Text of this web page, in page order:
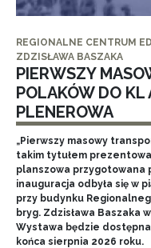
REGIONALNE CENTRUM
ZDZISŁAWA BASZAKA
PIERWSZY
POLAKÓW DO
PLENEROWA
„Pierwszy masowy
takim tytułem
planszowa przygotowana
inauguracja odbyła się w
przy budynku
bryg. Zdzisława Baszaka
Wystawa będzie
końca sierpnia 2026 roku.